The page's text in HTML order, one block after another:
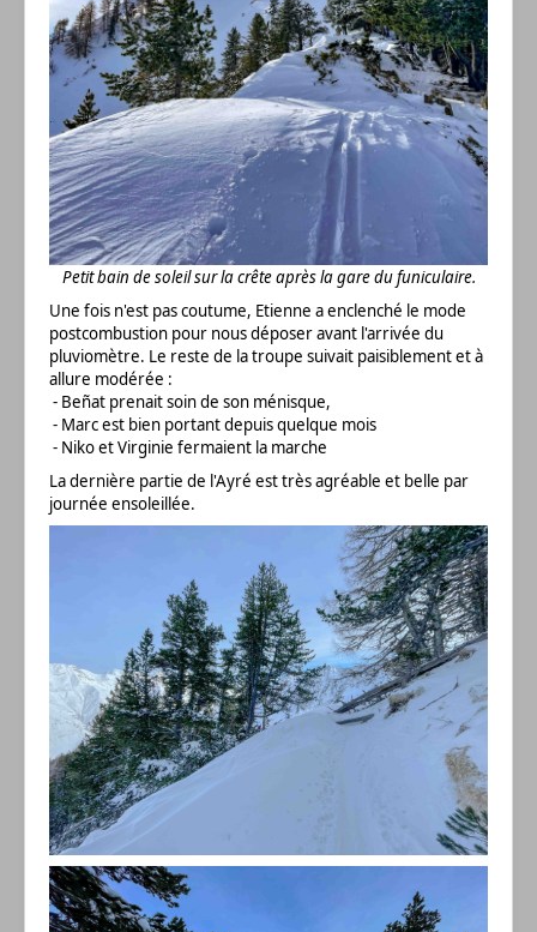
Petit bain de soleil sur la crête après la gare du funiculaire.
Une fois n'est pas coutume, Etienne a enclenché le mode
postcombustion pour nous déposer avant l'arrivée du
pluviomètre. Le reste de la troupe suivait paisiblement et à
allure modérée :
- Beñat prenait soin de son ménisque,
- Marc est bien portant depuis quelque mois
- Niko et Virginie fermaient la marche
La dernière partie de l'Ayré est très agréable et belle par
journée ensoleillée.